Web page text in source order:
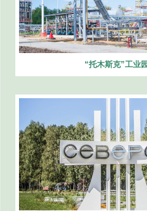
“托木斯克”工业园